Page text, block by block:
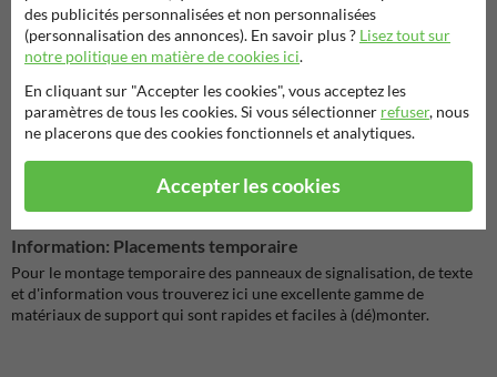
175,00
✔ remise sur volume
2500mm - Rouge/blanc
Placements temporaire
Information: Placements temporaire
Pour le montage temporaire des panneaux de signalisation, de texte
et d'information vous trouverez ici une excellente gamme de
matériaux de support qui sont rapides et faciles à (dé)monter.
des publicités personnalisées et non personnalisées
(personnalisation des annonces). En savoir plus ? Lisez tout sur
notre politique en matière de cookies ici.
En cliquant sur "Accepter les cookies", vous acceptez les
paramètres de tous les cookies. Si vous sélectionner refuser, nous
ne placerons que des cookies fonctionnels et analytiques.
Accepter les cookies